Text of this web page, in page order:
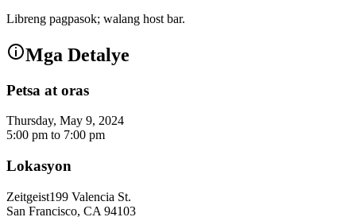
Libreng pagpasok; walang host bar.
Mga Detalye
Petsa at oras
Thursday, May 9, 2024
5:00 pm to 7:00 pm
Lokasyon
Zeitgeist199 Valencia St.
San Francisco, CA 94103